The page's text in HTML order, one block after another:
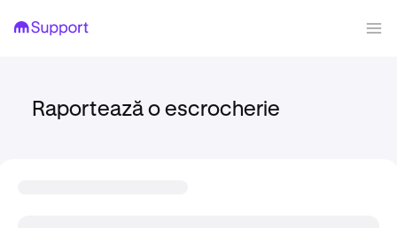
Raportează o escrocherie